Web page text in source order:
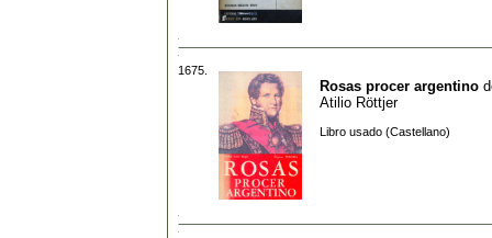
1675.
Rosas procer argentino
Atilio Röttjer
Libro usado (Castellano)